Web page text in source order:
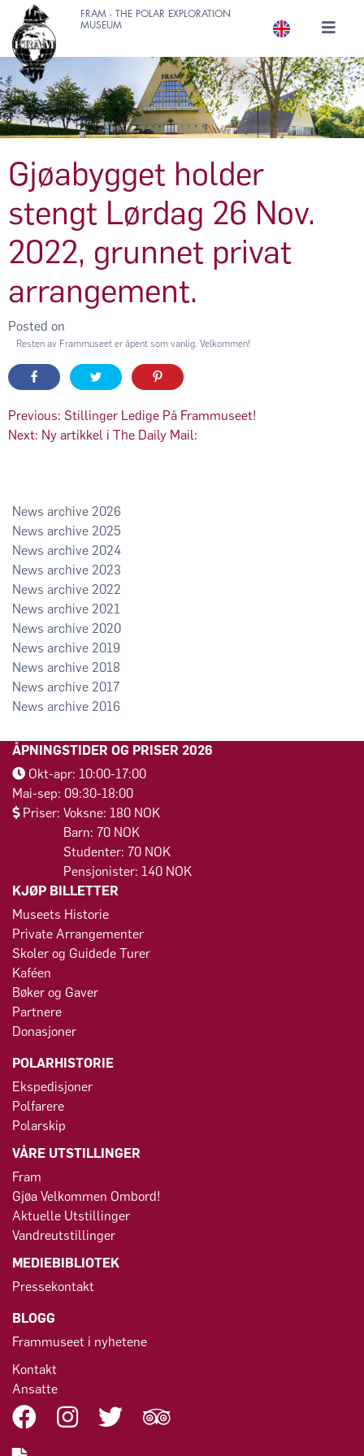
FRAM - THE POLAR EXPLORATION
MUSEUM
Gjøabygget holder
stengt Lørdag 26 Nov.
2022, grunnet privat
arrangement.
Posted on
Resten av Frammuseet er åpent som vanlig. Velkommen!
Innleggsnavigasjon
Previous: Stillinger Ledige På Frammuseet!
Next: Ny artikkel i The Daily Mail:
2026
2025
2024
2023
2022
2021
2020
2019
2018
2017
2016
ÅPNINGSTIDER OG PRISER 2026
Okt-apr: 10:00-17:00
Mai-sep: 09:30-18:00
Priser: Voksne: 180 NOK
Barn: 70 NOK
Studenter: 70 NOK
Pensjonister: 140 NOK
KJØP BILLETTER
Museets Historie
Private Arrangementer
Skoler og Guidede Turer
Kaféen
Bøker og Gaver
Partnere
Donasjoner
POLARHISTORIE
Ekspedisjoner
Polfarere
Polarskip
VÅRE UTSTILLINGER
Fram
Gjøa Velkommen Ombord!
Aktuelle Utstillinger
Vandreutstillinger
MEDIEBIBLIOTEK
Pressekontakt
BLOGG
Frammuseet i nyhetene
Kontakt
Ansatte